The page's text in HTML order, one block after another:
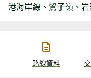
港海岸線、鶯子嶺、
路線資料